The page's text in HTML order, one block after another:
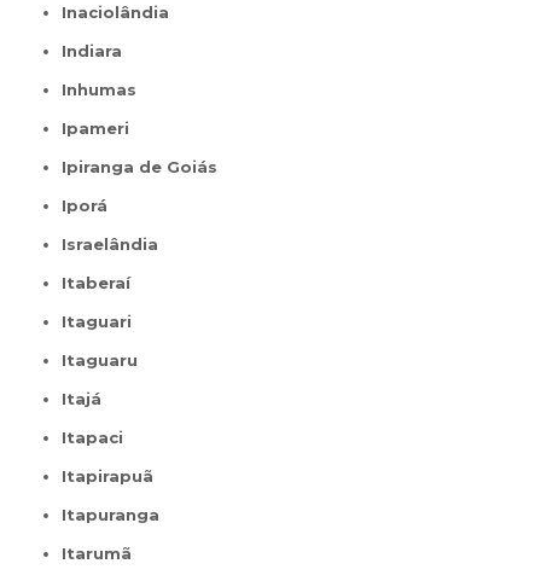
Inaciolândia
Indiara
Inhumas
Ipameri
Ipiranga de Goiás
Iporá
Israelândia
Itaberaí
Itaguari
Itaguaru
Itajá
Itapaci
Itapirapuã
Itapuranga
Itarumã